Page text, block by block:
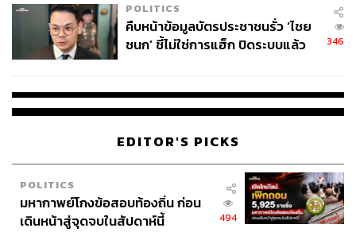
Droplet) ระหว่างที่มีการสัมผัสใกล้ชิดโดยไม่ได้ป้องกัน
ระหว่างผู้ป่วยและผู้ที่ยังไม่ป่วย
กลัวอยู่เหนือหลักฐานทางวิทยาศาสตร์ และการป้องกันอย่าง
การสวมหน้ากากอนามัยก็ต้องสวมให้ถูกวิธี เช่น สวมแนบ
จมูก สวมแล้วไม่ยกมือขึ้นมาหยิบจับบริเวณใบหน้า (สังเกตได้
จากการแถลงข่าวของผู้ใหญ่บางท่าน) มิฉะนั้นจะเป็นการเพิ่ม
ความเสี่ยงต่อการติดเชื้อ
POLITICS
คืบหน้าข้อมูลบัตรประชาชนรั่ว ‘ไชย
ชนก’ ชี้ไม่ใช่การแฮ็ก ปิดระบบแล้ว
346
EDITOR'S PICKS
POLITICS
มหากาพย์โกงข้อสอบท้องถิ่น ก่อน
เดินหน้าสู่จุดจบในสัปดาห์นี้
494